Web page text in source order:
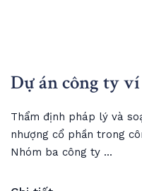
Dự án công ty
Thẩm định pháp lý và
nhượng cổ phần trong
Nhóm ba công ty ...